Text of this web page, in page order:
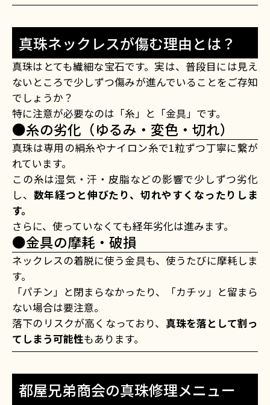
真珠ネックレスが傷む理由とは？
真珠はとても繊細な宝石です。実は、普段目には見え
ないところで少しずつ傷みが進んでいることをご存知
でしょうか？
特に注意が必要なのは「糸」と「金具」です。
●糸の劣化（ゆるみ・変色・切れ）
真珠は専用の絹糸やナイロン糸で1粒ずつ丁寧に繋が
れています。
この糸は湿気・汗・皮脂などの影響で少しずつ劣化
し、 数年経つと伸びたり、切れやすくなったりしま
す。
さらに、使っていなくても経年劣化は進みます。
●金具の摩耗・破損
ネックレスの着脱に使う金具も、使うたびに摩耗しま
す。
「パチン」と閉まらなかったり、「カチッ」と留まら
ない場合は要注意。
落下のリスクが高くなっており、 真珠を落として割っ
てしまう可能性もあります。
都屋兄弟商会の真珠修理メニュー